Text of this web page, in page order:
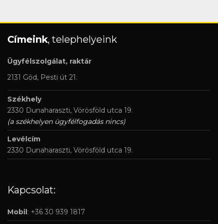
Címeink, telephelyeink
Ügyfélszolgálat, raktár
2131 Göd, Pesti út 21.
Székhely
2330 Dunaharaszti, Vörösföld utca 19.
(a székhelyen ügyfélfogadás nincs)
Levélcím
2330 Dunaharaszti, Vörösföld utca 19.
Kapcsolat:
Mobil: +36 30 939 1817